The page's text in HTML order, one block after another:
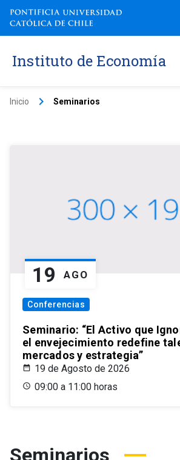
Instituto de Economía
Inicio keyboard_arrow_right Seminarios
19 AGO
Conferencias
Seminario: “El Activo que
el envejecimiento redefine
mercados y estrategia”
19 de Agosto de 2026
09:00 a 11:00 horas
Seminarios